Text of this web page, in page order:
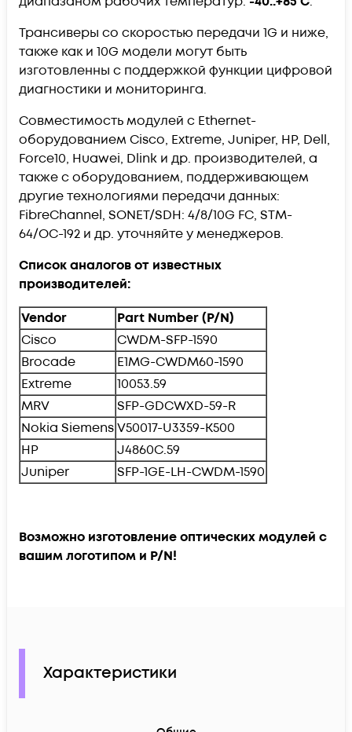
Трансиверы со скоростью передачи 1G и ниже,
также как и 10G модели могут быть
изготовленны с поддержкой функции цифровой
диагностики и мониторинга.
Совместимость модулей с Ethernet-
оборудованием Cisco, Extreme, Juniper, HP, Dell,
Force10, Huawei, Dlink и др. производителей, а
также с оборудованием, поддерживающем
другие технологиями передачи данных:
FibreChannel, SONET/SDH: 4/8/10G FC, STM-
64/OC-192 и др. уточняйте у менеджеров.
Список аналогов от известных
производителей:
Vendor
Part Number (P/N)
Cisco
CWDM-SFP-1590
Brocade
E1MG-CWDM60-1590
Extreme
10053.59
MRV
SFP-GDCWXD-59-R
Nokia SiemensV50017-U3359-K500
HP
J4860C.59
Juniper
SFP-1GE-LH-CWDM-1590
Возможно изготовление оптических модулей с
вашим логотипом и P/N!
Характеристики